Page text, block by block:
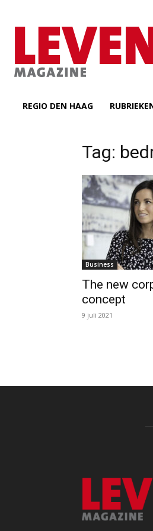
REGIO DEN HAAG
Tag:
Business
The new
concept
9 juli 2021